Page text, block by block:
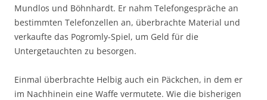
Mundlos und Böhnhardt. Er nahm Telefongespräche an
bestimmten Telefonzellen an, überbrachte Material und
verkaufte das Pogromly-Spiel, um Geld für die
Untergetauchten zu besorgen.
Einmal überbrachte Helbig auch ein Päckchen, in dem er
im Nachhinein eine Waffe vermutete. Wie die bisherigen